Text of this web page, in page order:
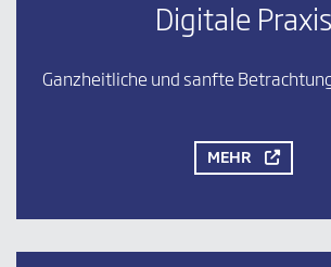
Digitale Praxis
Ganzheitliche und sanfte
MEHR